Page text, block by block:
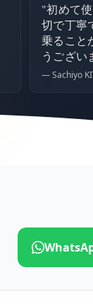
"初めて
切で丁寧
乗ること
うござい
— Sachiyo